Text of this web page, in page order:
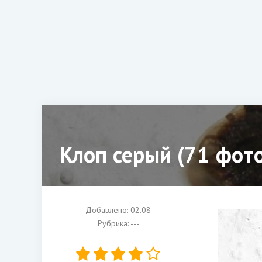
Клоп серый (71
Добавлено: 02.08
Рубрика: ---